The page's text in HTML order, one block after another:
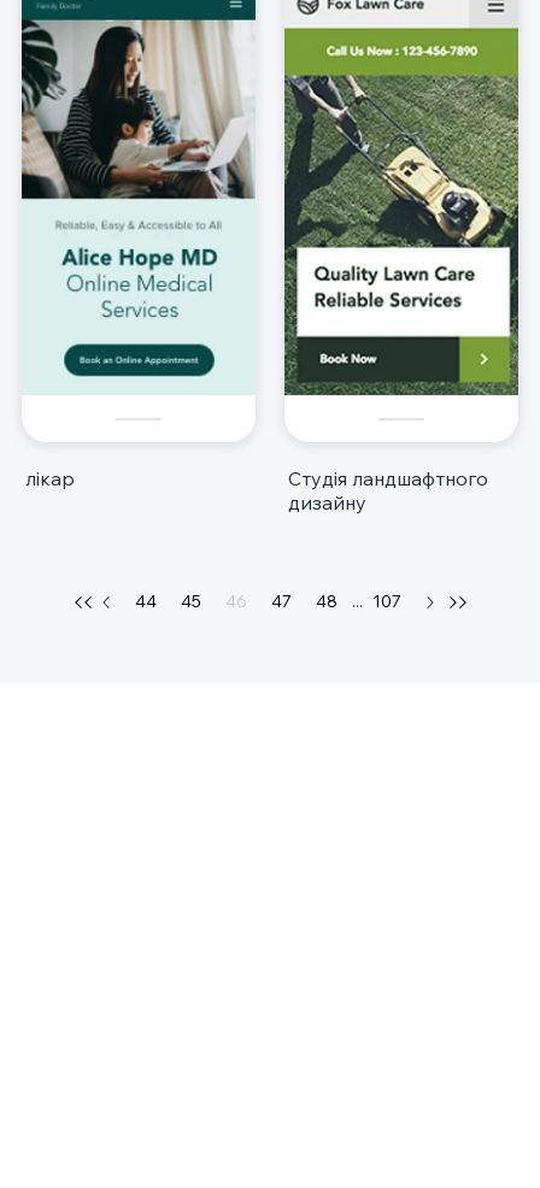
лікар
Студія ландшафтного
дизайну
44 45 46 47 48 ... 107